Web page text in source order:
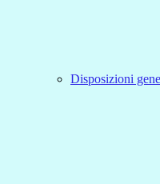
Disposizioni